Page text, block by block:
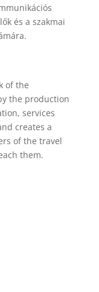
és a szakmai
of the
the production
services
creates a
of the travel
them.